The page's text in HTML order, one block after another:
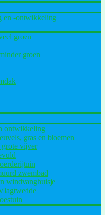
en -ontwikkeling
groen
groen
ontwikkeling
gras en bloemen
grote vijver
zwembad
windvanghuisje